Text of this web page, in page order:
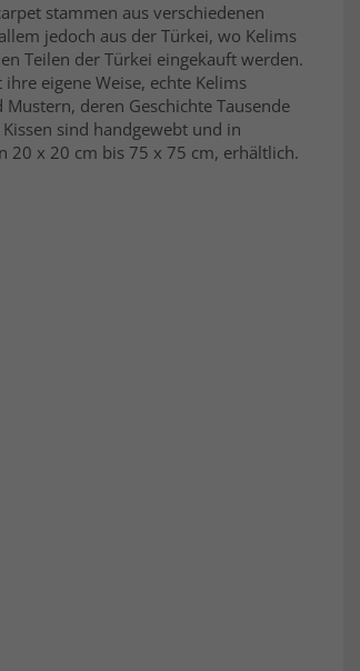
stammen aus verschiedenen
jedoch aus der Türkei, wo Kelims
Teilen der Türkei eingekauft werden.
eigene Weise, echte Kelims
deren Geschichte Tausende
sind handgewebt und in
20 x 20 cm bis 75 x 75 cm, erhältlich.